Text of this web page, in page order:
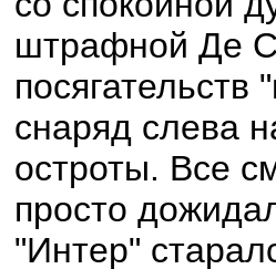
штрафной Де
снаряд слева
остроты. Все
просто
"Интер"